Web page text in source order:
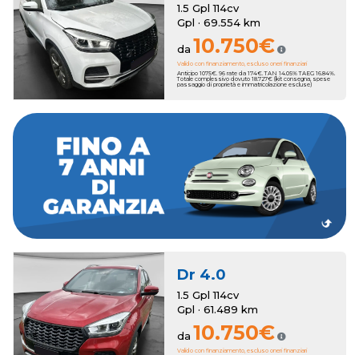
1.5 Gpl 114cv
Gpl · 69.554 km
da 10.750€
Valido con finanziamento, escluso oneri finanziari
Anticipo 1075€. 96 rate da 174€. TAN 14.05% TAEG 16.84%.
Totale complessivo dovuto 18.727€ (kit consegna, spese
passaggio di proprietà e immatricolazione escluse)
Le vetture km zero godono di due anni di garanzia di casa
madre, al pari delle auto nuove, mentre sui modelli usati
beneficerai di un anno di garanzia Romana Auto.
In entrambi i casi, al momento dell'acquisto, puoi scegliere di
estendere la copertura fino a 7 anni.
Dr 4.0
1.5 Gpl 114cv
Gpl · 61.489 km
da 10.750€
Valido con finanziamento, escluso oneri finanziari